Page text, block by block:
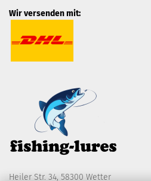
Wir versenden mit:
Heiler Str. 34, 58300 Wetter